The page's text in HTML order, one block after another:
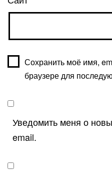
Сохранить моё имя,
браузере для
Уведомить меня о
email.